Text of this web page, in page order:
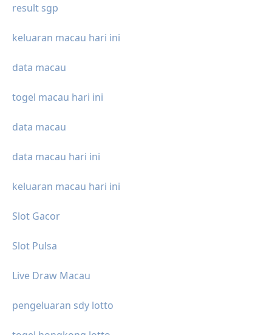
result sgp
keluaran macau hari ini
data macau
togel macau hari ini
data macau
data macau hari ini
keluaran macau hari ini
Slot Gacor
Slot Pulsa
Live Draw Macau
pengeluaran sdy lotto